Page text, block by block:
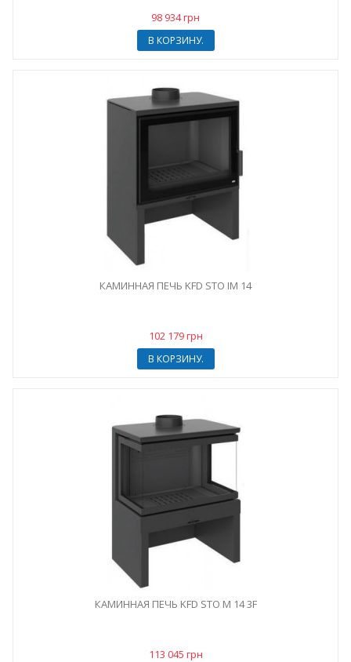
98 934 грн
В КОРЗИНУ.
КАМИННАЯ ПЕЧЬ KFD STO IM 14
102 179 грн
В КОРЗИНУ.
КАМИННАЯ ПЕЧЬ KFD STO M 14 3F
113 045 грн